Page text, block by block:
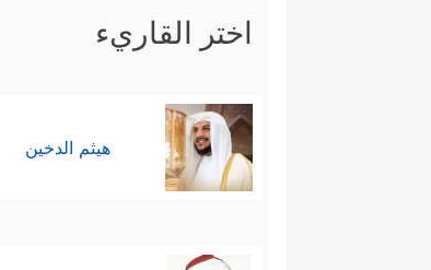
اختر القاريء
هيثم الدخين